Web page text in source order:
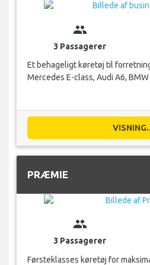
group
3 Passagerer
Et behageligt køretøj til
Mercedes E-class, Audi A6, BMW
PRÆMIE
group
3 Passagerer
Førsteklasses køretøj for